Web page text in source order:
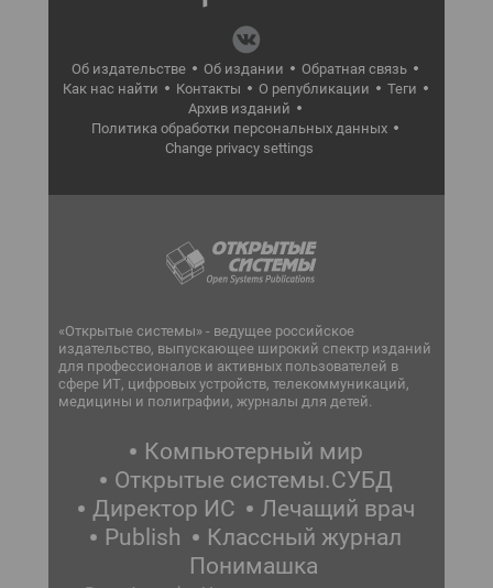
Об издательстве Об издании
Обратная связь
Как нас найти
Контакты О републикации
Теги
Архив изданий
Политика обработки персональных данных
Change privacy settings
«Открытые системы» - ведущее российское
издательство, выпускающее широкий спектр изданий
для профессионалов и активных пользователей в
сфере ИТ, цифровых устройств, телекоммуникаций,
медицины и полиграфии, журналы для детей.
Компьютерный мир
Открытые системы.СУБД
Директор ИС
Лечащий врач
Publish
Классный журнал
Понимашка